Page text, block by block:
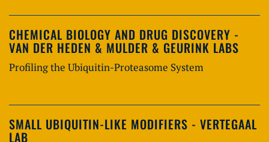
CHEMICAL BIOLOGY AND DRUG DISCOVERY -
VAN DER HEDEN & MULDER & GEURINK LABS
Profiling the Ubiquitin-Proteasome System
SMALL UBIQUITIN-LIKE MODIFIERS - VERTEGAAL
LAB